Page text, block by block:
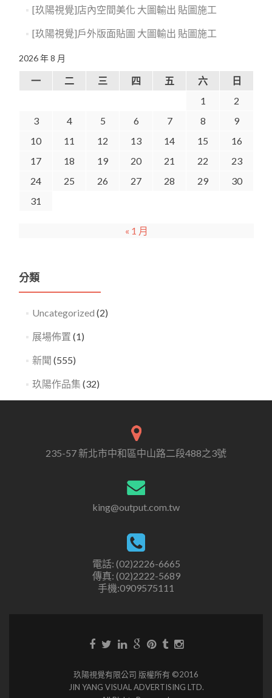
[玖陽視覺]店內空間美化 大圖輸出 貼圖施工
[玖陽視覺]戶外版面貼圖 大圖輸出 貼圖施工
2026 年 8 月
一 二 三 四 五 六
日
1
2
3
4 5 6 7 8
9
10
11 12 13 14 15
16
17
18 19 20 21 22
23
24
25 26 27 28 29
30
31
« 1 月
分類
Uncategorized (2)
展場佈置 (1)
新聞 (555)
玖陽作品集 (32)
235-57 新北市中和區中山路二段488之3號
king@output.com.tw
電話: (02)2226-6665
傳真: (02)2222-5689
手機:0909575111
玖陽視覺有限公司 版權所有 ©2016
JIN YANG VISUAL ADVERTISING LTD.